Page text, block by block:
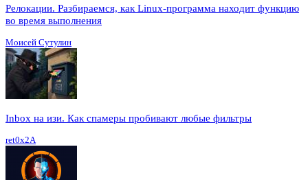
Релокации. Разбираемся, как Linux-программа находит функцию
во время выполнения
Моисей Сутулин
Inbox на изи. Как спамеры пробивают любые фильтры
ret0x2A